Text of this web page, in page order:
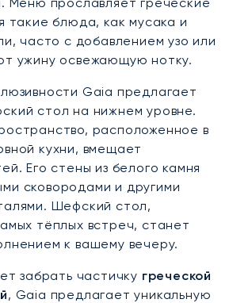
такие блюда, как мусака и
часто с добавлением узо или
ужину освежающую нотку.
Gaia предлагает
стол на нижнем уровне.
расположенное в
кухни, вмещает
Его стены из белого камня
сковородами и другими
Шефский стол,
тёплых встреч, станет
к вашему вечеру.
забрать частичку греческой
, Gaia предлагает уникальную